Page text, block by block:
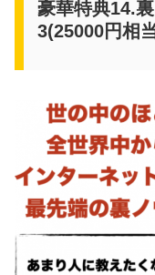
豪華特典14.
3(25000円相